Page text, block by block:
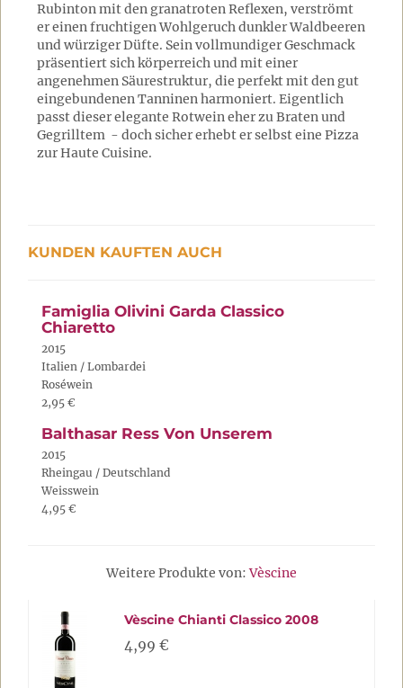
Rubinton mit den granatroten Reflexen, verströmt
er einen fruchtigen Wohlgeruch dunkler Waldbeeren
und würziger Düfte. Sein vollmundiger Geschmack
präsentiert sich körperreich und mit einer
angenehmen Säurestruktur, die perfekt mit den gut
eingebundenen Tanninen harmoniert. Eigentlich
passt dieser elegante Rotwein eher zu Braten und
Gegrilltem - doch sicher erhebt er selbst eine Pizza
zur Haute Cuisine.
KUNDEN KAUFTEN AUCH
Famiglia Olivini Garda Classico
Chiaretto
2015
Italien / Lombardei
Roséwein
2,95 €
Balthasar Ress Von Unserem
2015
Rheingau / Deutschland
Weisswein
4,95 €
Weitere Produkte von:Vèscine
Vèscine Chianti Classico 2008
4,99 €